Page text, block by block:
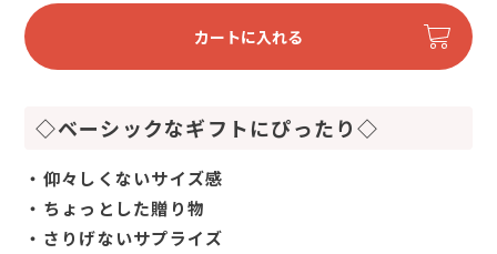
カートに入れる
◇ベーシックなギフトにぴったり◇
・仰々しくないサイズ感
・ちょっとした贈り物
・さりげないサプライズ